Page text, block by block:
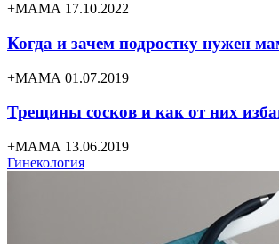
+МАМА 17.10.2022
Когда и зачем подростку нужен
+МАМА 01.07.2019
Трещины сосков и как от них
+МАМА 13.06.2019
Гинекология